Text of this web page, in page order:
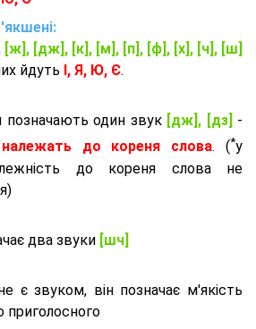
[ж], [дж], [к], [м], [п], [ф], [х], [ч], [ш]
йдуть І, Я, Ю, Є.
позначають один звук [дж], [дз] -
до кореня слова. (*у
до кореня слова не
два звуки [шч]
є звуком, він позначає м'якість
приголосного